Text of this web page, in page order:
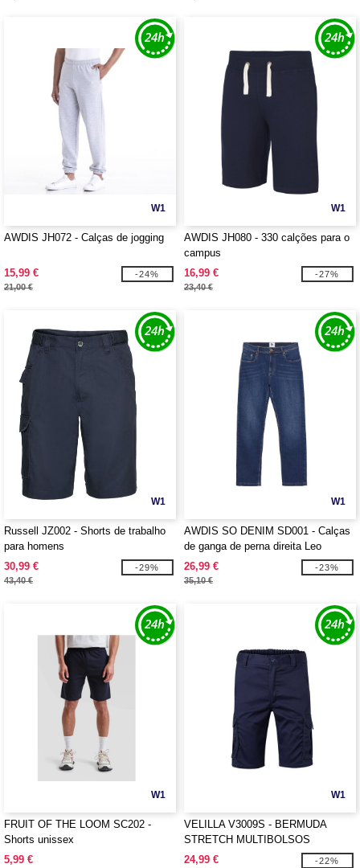
W1
AWDIS JH072 - Calças de jogging
15,99 €
21,00 €
-24%
W1
AWDIS JH080 - 330 calções para o
campus
16,99 €
23,40 €
-27%
W1
Russell JZ002 - Shorts de trabalho
para homens
30,99 €
43,40 €
-29%
W1
AWDIS SO DENIM SD001 - Calças
de ganga de perna direita Leo
26,99 €
35,10 €
-23%
W1
FRUIT OF THE LOOM SC202 -
Shorts unissex
5,99 €
W1
VELILLA V3009S - BERMUDA
STRETCH MULTIBOLSOS
24,99 €
-22%